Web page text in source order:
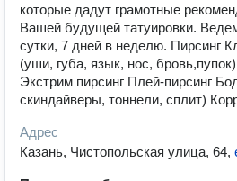
которые дадут грамотные
Вашей будущей татуировки.
сутки, 7 дней в неделю. Пирсинг
(уши, губа, язык, нос,
Экстрим пирсинг Плей-пирсинг
скиндайверы, тоннели, сплит)
Адрес
Казань, Чистопольская улица, 64,